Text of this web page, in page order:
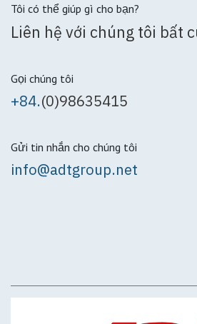
Tôi có thể giúp gì cho bạn?
Liên hệ với chúng tôi bất
Gọi chúng tôi
+84.(0)98635415
Gửi tin nhắn cho chúng tôi
info@adtgroup.net